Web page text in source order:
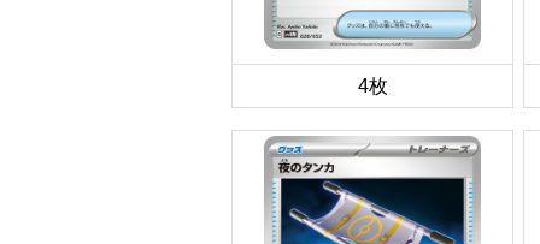
4枚